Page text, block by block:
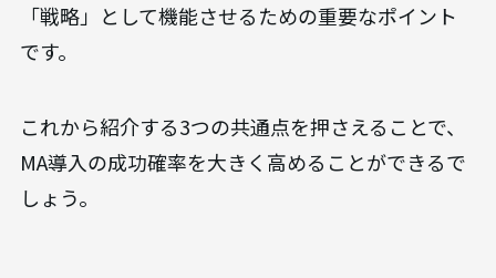
「戦略」として機能させるための重要なポイント
です。
これから紹介する3つの共通点を押さえることで、
MA導入の成功確率を大きく高めることができるで
しょう。